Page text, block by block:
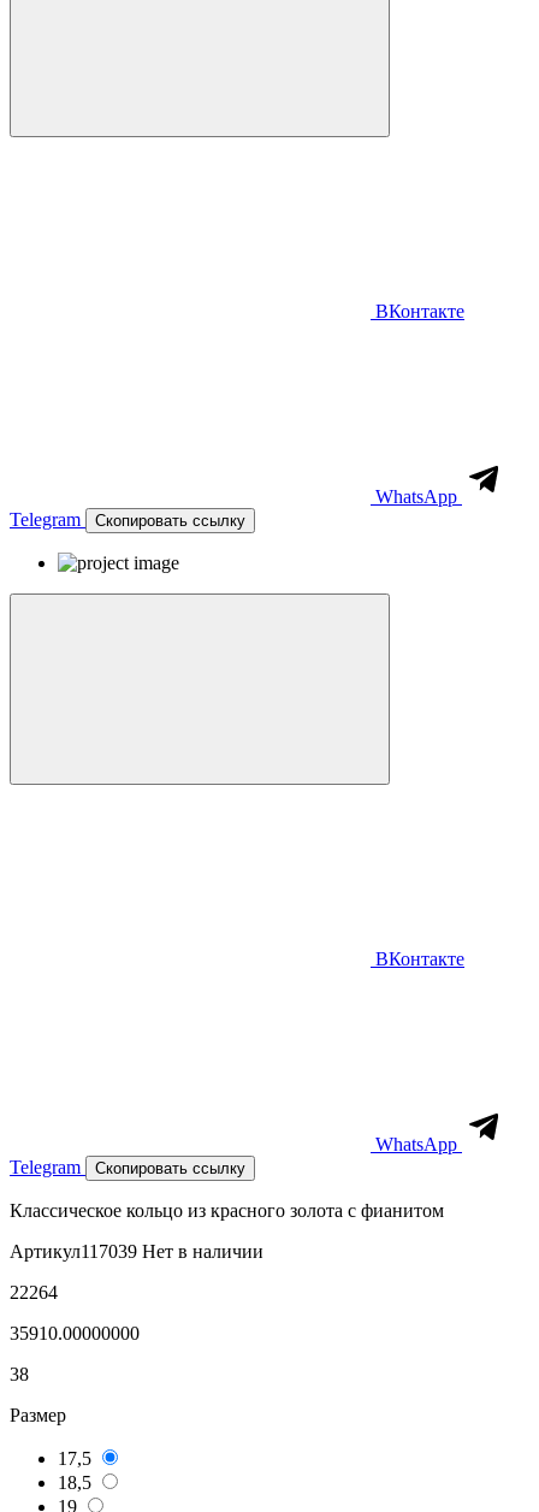
ВКонтакте
WhatsApp
Telegram
Скопировать ссылку
ВКонтакте
WhatsApp
Telegram
Скопировать ссылку
Классическое кольцо из красного золота с фианитом
Артикул117039 Нет в наличии
22264
35910.00000000
38
Размер
17,5
18,5
19